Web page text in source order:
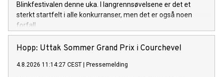
Blinkfestivalen denne uka. I langrennsøvelsene er det et
sterkt startfelt i alle konkurranser, men det er også noen
forfall.
Hopp: Uttak Sommer Grand Prix i Courchevel
4.8.2026 11:14:27 CEST Pressemelding